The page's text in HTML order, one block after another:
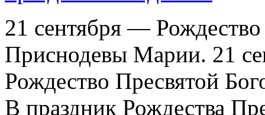
21 сентября —
Приснодевы Марии. 21
Рождество Пресвятой
В праздник Рождества